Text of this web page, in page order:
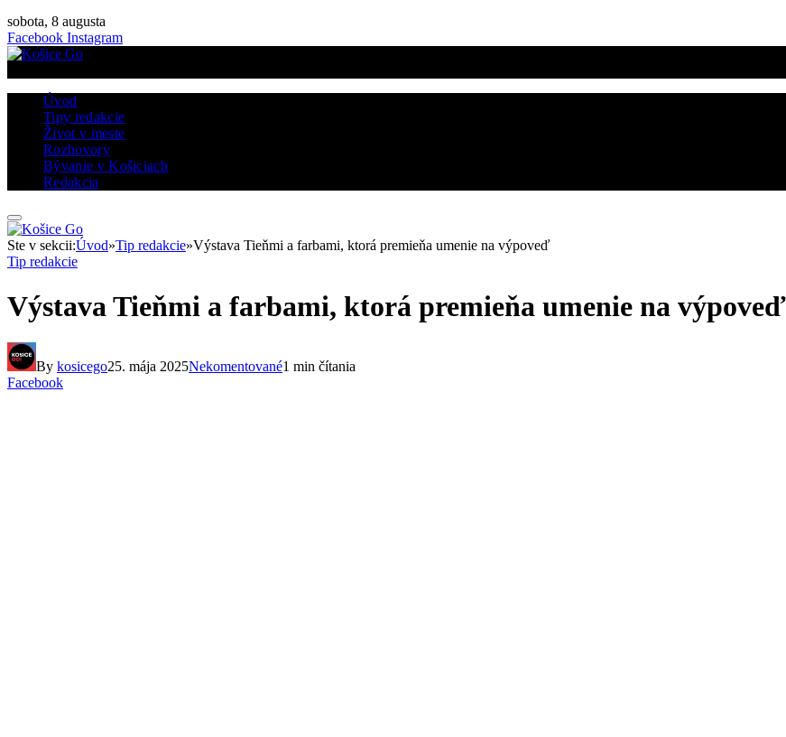
sobota, 8 augusta
Facebook Instagram
Úvod
Tipy redakcie
Život v meste
Rozhovory
Bývanie v Košiciach
Redakcia
Ste v sekcii:Úvod»Tip redakcie»Výstava Tieňmi a farbami, ktorá premieňa umenie na výpoveď
Tip redakcie
Výstava Tieňmi a farbami, ktorá premieňa umenie na výpoveď
By kosicego25. mája 2025Nekomentované1 min čítania
Facebook